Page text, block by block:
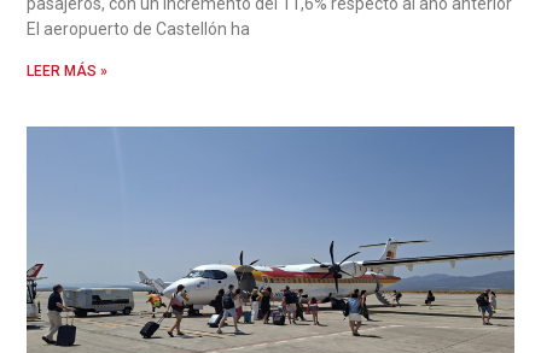
El aeropuerto de Castellón ha
LEER MÁS »